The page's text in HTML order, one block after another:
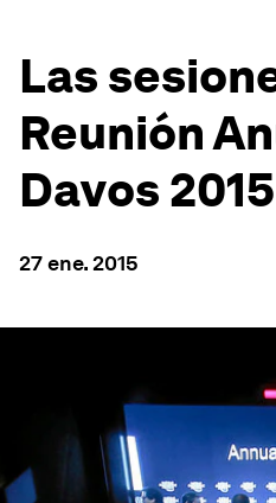
Las
Reunión
Davos 2015
27 ene. 2015